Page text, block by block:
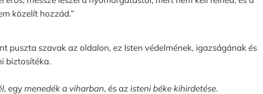
közelít hozzád.”
puszta szavak az oldalon, ez Isten védelmének, igazságának és
biztosítéka.
, egy menedék a viharban, és az isteni béke kihirdetése.